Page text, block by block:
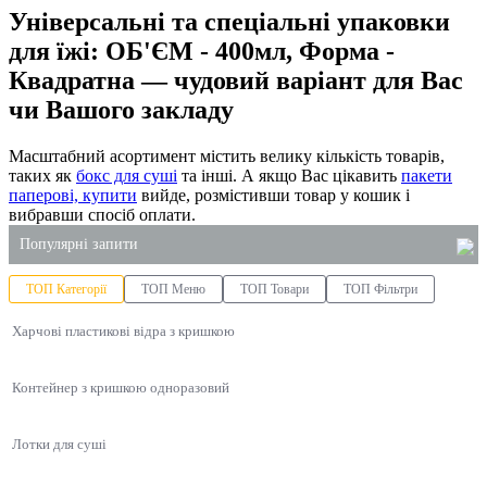
Універсальні та спеціальні упаковки
для їжі: ОБ'ЄМ - 400мл, Форма -
Квадратна — чудовий варіант для Вас
чи Вашого закладу
Масштабний асортимент містить велику кількість товарів,
таких як бокс для суші та інші. А якщо Вас цікавить пакети
паперові, купити вийде, розмістивши товар у кошик і
вибравши спосіб оплати.
Популярні запити
відра харчові оптом
контейнери для супів
стакан одноразовий ціна
паперові рушники купити оптом
ТОП Категорії ТОП Меню ТОП Товари ТОП Фільтри
Харчові пластикові відра з кришкою
Контейнер з кришкою одноразовий
Лотки для суші